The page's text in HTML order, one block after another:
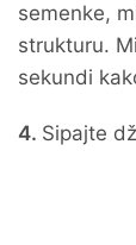
semenke,
strukturu.
sekundi
4. Sipajte